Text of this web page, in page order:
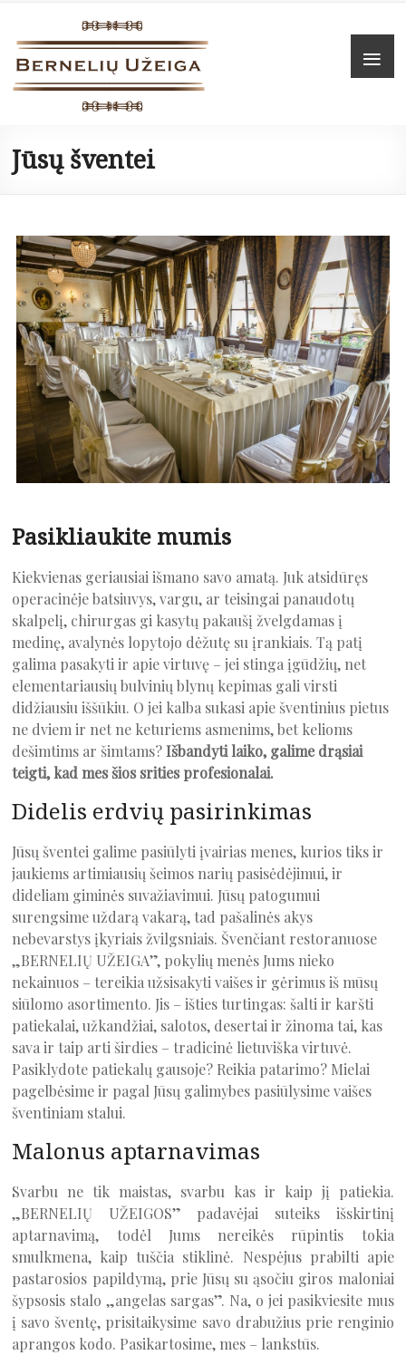
content
Bernelių
užeiga
namus
Jūsų šventei
Pasikliaukite mumis
Kiekvienas geriausiai išmano savo amatą. Juk atsidūręs
operacinėje batsiuvys, vargu, ar teisingai panaudotų
skalpelį, chirurgas gi kasytų pakaušį žvelgdamas į
medinę, avalynės lopytojo dėžutę su įrankiais. Tą patį
galima pasakyti ir apie virtuvę – jei stinga įgūdžių, net
elementariausių bulvinių blynų kepimas gali virsti
didžiausiu iššūkiu. O jei kalba sukasi apie šventinius pietus
ne dviem ir net ne keturiems asmenims, bet kelioms
dešimtims ar šimtams?Išbandyti laiko, galime drąsiai
teigti, kad mes šios srities profesionalai.
Didelis erdvių pasirinkimas
Jūsų šventei galime pasiūlyti įvairias menes, kurios tiks ir
jaukiems artimiausių šeimos narių pasisėdėjimui, ir
dideliam giminės suvažiavimui. Jūsų patogumui
surengsime uždarą vakarą, tad pašalinės akys
nebevarstys įkyriais žvilgsniais. Švenčiant restoranuose
„BERNELIŲ UŽEIGA”, pokylių menės Jums nieko
nekainuos – tereikia užsisakyti vaišes ir gėrimus iš mūsų
siūlomo asortimento. Jis – išties turtingas: šalti ir karšti
patiekalai, užkandžiai, salotos, desertai ir žinoma tai, kas
sava ir taip arti širdies – tradicinė lietuviška virtuvė.
Pasiklydote patiekalų gausoje? Reikia patarimo? Mielai
pagelbėsime ir pagal Jūsų galimybes pasiūlysime vaišes
šventiniam stalui.
Malonus aptarnavimas
Svarbu ne tik maistas, svarbu kas ir kaip jį patiekia.
„BERNELIŲ UŽEIGOS” padavėjai suteiks išskirtinį
aptarnavimą, todėl Jums nereikės rūpintis tokia
smulkmena, kaip tuščia stiklinė. Nespėjus prabilti apie
pastarosios papildymą, prie Jūsų su ąsočiu giros maloniai
šypsosis stalo „angelas sargas”. Na, o jei pasikviesite mus
į savo šventę, prisitaikysime savo drabužius prie renginio
aprangos kodo. Pasikartosime, mes – lankstūs.